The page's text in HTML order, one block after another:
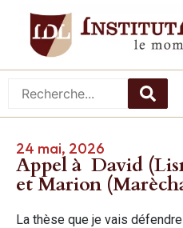
24 mai, 2026
Appel à David
et Marion
La thèse que je vais